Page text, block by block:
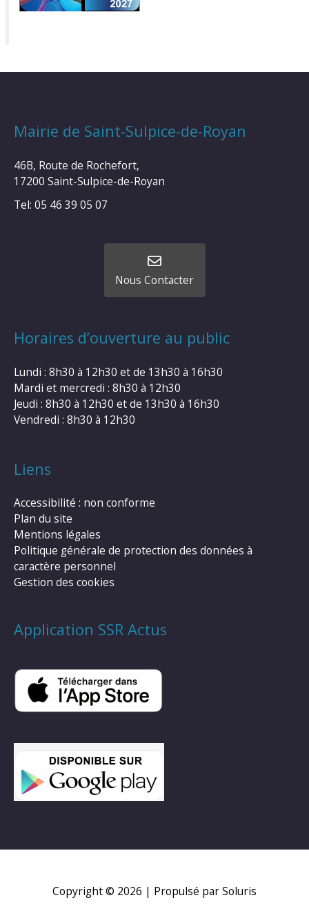
Mairie de Saint-Sulpice-de-Royan
46B, Route de Rochefort,
17200 Saint-Sulpice-de-Royan
Tel: 05 46 39 05 07
Nous Contacter
Horaires d’ouverture au public
Lundi : 8h30 à 12h30 et de 13h30 à 16h30
Mardi et mercredi : 8h30 à 12h30
Jeudi : 8h30 à 12h30 et de 13h30 à 16h30
Vendredi : 8h30 à 12h30
Liens
Accessibilité : non conforme
Plan du site
Mentions légales
Politique générale de protection des données à
caractère personnel
Gestion des cookies
Application SSR Actus
Copyright © 2026 | Propulsé par Soluris